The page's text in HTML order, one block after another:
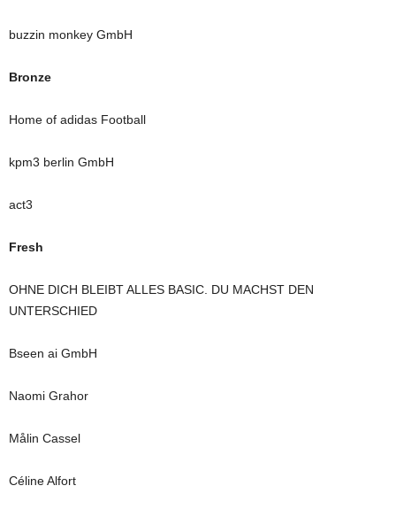
buzzin monkey GmbH
Bronze
Home of adidas Football
kpm3 berlin GmbH
act3
Fresh
OHNE DICH BLEIBT ALLES BASIC. DU MACHST DEN
UNTERSCHIED
Bseen ai GmbH
Naomi Grahor
Målin Cassel
Céline Alfort